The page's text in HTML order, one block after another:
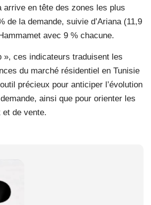
arrive en tête des zones les plus
de la demande, suivie d’Ariana (11,9
avec 9 % chacune.
», ces indicateurs traduisent les
du marché résidentiel en Tunisie
précieux pour anticiper l’évolution
ainsi que pour orienter les
et de vente.